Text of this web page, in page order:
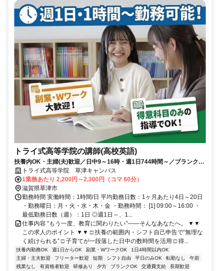
トライ式高等学院の講師(高校英語)
扶養内OK・主婦(夫)歓迎／日中9～16時・週1日744時間～／ブランク明
けの再スタート歓迎
トライ式高等学院 草津キャンパス
1業務あたり 2,200円～2,300円（コマ 60分）
滋賀県草津市
勤務時間 実働時間：1時間/日 平均勤務日数：1ヶ月あたり4日～20日
・勤務曜日：月・火・水・木・金 ・勤務時間： [1] 09:00～16:00 ・
最低勤務日数（週）：1日 ◎週1日～、1...
仕事内容 “もう一度、教育に関わりたい”――そんなあなたへ。 ▼▼
この求人のポイント ▼▼ □ 扶養の範囲内・シフト自己申告で“無理な
く続けられる” □ 子育てが一段落した日中の数時間を活用 □ 得...
扶養内勤務OK 週1日からOK 副業・WワークOK
1日4時間以内OK
主婦・主夫歓迎
フリーター歓迎 短期 シフト自由 平日のみOK 転勤なし
午前
残業なし
有資格者歓迎 研修あり 夕方 ブランクOK 交通費支給
長期歓迎